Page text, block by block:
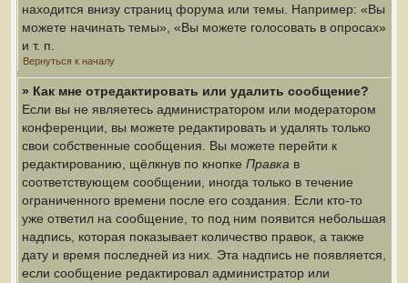
находится внизу страниц форума или темы. Например: «Вы
можете начинать темы», «Вы можете голосовать в опросах»
и т. п.
Вернуться к началу
» Как мне отредактировать или удалить сообщение?
Если вы не являетесь администратором или модератором
конференции, вы можете редактировать и удалять только
свои собственные сообщения. Вы можете перейти к
редактированию, щёлкнув по кнопке Правка в
соответствующем сообщении, иногда только в течение
ограниченного времени после его создания. Если кто-то
уже ответил на сообщение, то под ним появится небольшая
надпись, которая показывает количество правок, а также
дату и время последней из них. Эта надпись не появляется,
если сообщение редактировал администратор или